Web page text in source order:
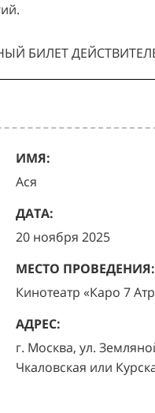
БИЛЕТ
ИМЯ:
Ася
ДАТА:
20 ноября 2025
МЕСТО ПРОВЕДЕНИЯ:
Кинотеатр «Каро 7
АДРЕС:
г. Москва, ул.
Чкаловская или